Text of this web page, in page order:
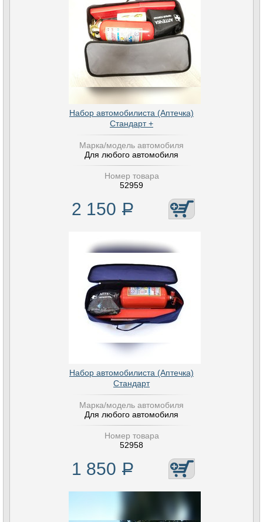
Набор автомобилиста (Аптечка)
Стандарт +
Марка/модель автомобиля
Для любого автомобиля
Номер товара
52959
2 150 Р
Набор автомобилиста (Аптечка)
Стандарт
Марка/модель автомобиля
Для любого автомобиля
Номер товара
52958
1 850 Р